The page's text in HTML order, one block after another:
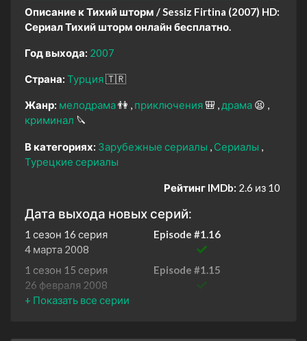
Описание к Тихий шторм / Sessiz Firtina (2007) HD:
Сериал Тихий шторм онлайн бесплатно.
Год выхода: 2007
Страна: Турция🇹🇷
Жанр: мелодрама👫 приключения 🎒 драма 😫
криминал 🔪
В категориях: Зарубежные сериалы
Сериалы
Турецкие сериалы
Рейтинг IMDb: 2.6 из 10
Дата выхода новых серий:
1 сезон 16 серия
Episode #1.16
4 марта 2008
1 сезон 15 серия
Episode #1.15
26 февраля 2008
1 сезон 14 серия